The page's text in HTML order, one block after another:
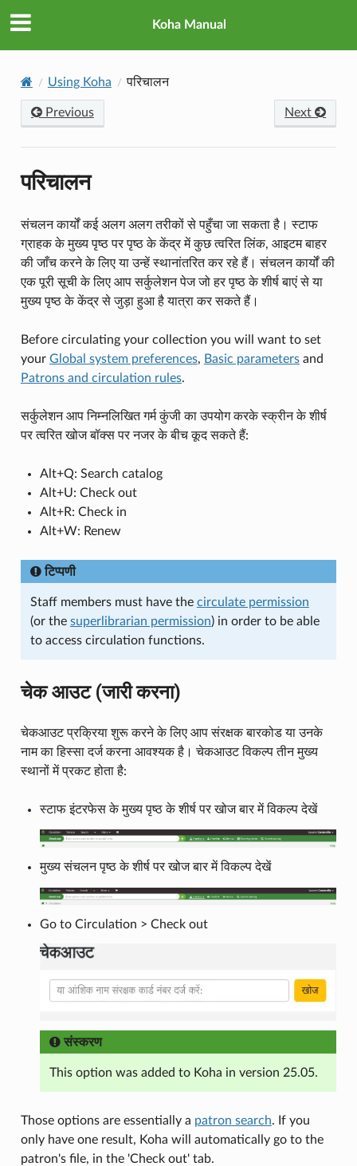
Koha Manual
Using Koha परिचालन
Previous Next
परिचालन
संचलन कार्यों कई अलग अलग तरीकों से पहुँचा जा सकता है। स्टाफ
ग्राहक के मुख्य पृष्ठ पर पृष्ठ के केंद्र में कुछ त्वरित लिंक, आइटम बाहर
की जाँच करने के लिए या उन्हें स्थानांतरित कर रहे हैं। संचलन कार्यों की
एक पूरी सूची के लिए आप सर्कुलेशन पेज जो हर पृष्ठ के शीर्ष बाएं से या
मुख्य पृष्ठ के केंद्र से जुड़ा हुआ है यात्रा कर सकते हैं।
Before circulating your collection you will want to set
your Global system preferences, Basic parametersand
Patrons and circulation rules.
सर्कुलेशन आप निम्नलिखित गर्म कुंजी का उपयोग करके स्क्रीन के शीर्ष
पर त्वरित खोज बॉक्स पर नजर के बीच कूद सकते हैं:
Alt+Q: Search catalog
Alt+U: Check out
Alt+R: Check in
Alt+W: Renew
टिप्पणी
Staff members must have the circulate permission
(or the superlibrarian permission) in order to be able
to access circulation functions.
चेक आउट (जारी करना)
चेकआउट प्रक्रिया शुरू करने के लिए आप संरक्षक बारकोड या उनके
नाम का हिस्सा दर्ज करना आवश्यक है। चेकआउट विकल्प तीन मुख्य
स्थानों में प्रकट होता है:
स्टाफ इंटरफेस के मुख्य पृष्ठ के शीर्ष पर खोज बार में विकल्प देखें
मुख्य संचलन पृष्ठ के शीर्ष पर खोज बार में विकल्प देखें
Go to Circulation > Check out
संस्करण
This option was added to Koha in version 25.05.
Those options are essentially a patron search. If you
only have one result, Koha will automatically go to the
patron's file, in the 'Check out' tab.